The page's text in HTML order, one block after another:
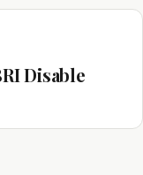
Disable